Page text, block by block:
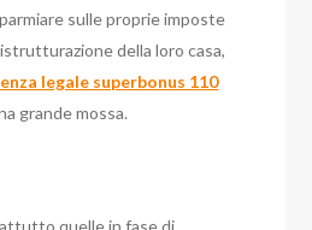
sulle proprie imposte
della loro casa,
legale superbonus 110
grande mossa.